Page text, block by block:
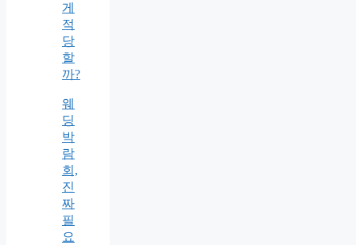
게
적
당
할
까?
웨
딩
박
람
회,
진
짜
필
요